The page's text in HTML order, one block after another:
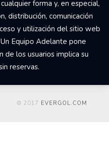
forma y, en especial,
distribución, comunicación
y utilización del sitio web
Equipo Adelante pone
de los usuarios implica su
reservas.
© 2017 EVERGOL.COM